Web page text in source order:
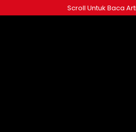
ke
Scroll Untuk Baca